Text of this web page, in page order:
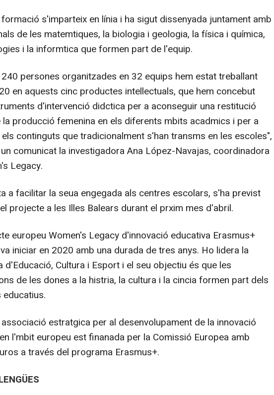
s'imparteix en línia i ha sigut dissenyada juntament amb
de les matemtiques, la biologia i geologia, la física i química,
i la informtica que formen part de l'equip.
persones organitzades en 32 equips hem estat treballant
en aquests cinc productes intellectuals, que hem concebut
d'intervenció didctica per a aconseguir una restitució
la producció femenina en els diferents mbits acadmics i per a
continguts que tradicionalment s'han transms en les escoles",
comunicat la investigadora Ana López-Navajas, coordinadora
Legacy.
a facilitar la seua engegada als centres escolars, s'ha previst
projecte a les Illes Balears durant el prxim mes d'abril.
europeu Women's Legacy d'innovació educativa Erasmus+
iniciar en 2020 amb una durada de tres anys. Ho lidera la
d'Educació, Cultura i Esport i el seu objectiu és que les
de les dones a la histria, la cultura i la cincia formen part dels
estratgica per al desenvolupament de la innovació
l'mbit europeu est finanada per la Comissió Europea amb
a través del programa Erasmus+.